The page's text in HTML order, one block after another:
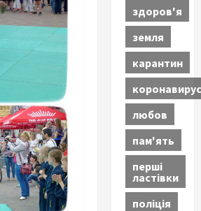
здоров'я
земля
карантин
коронавирус
любов
пам'ять
перші
ластівки
поліція